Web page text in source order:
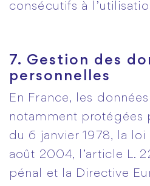
consécutifs à
7. Gestion des
personnelles
En France, les
notamment protégées
du 6 janvier 1978, la
août 2004, l’article L.
pénal et la Directive